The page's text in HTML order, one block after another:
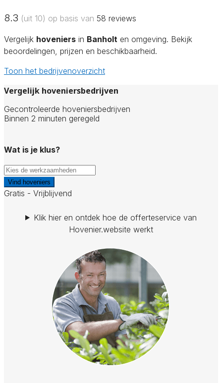
8.3 (uit 10) op basis van 58 reviews
Vergelijk hoveniers in Banholt en omgeving. Bekijk
beoordelingen, prijzen en beschikbaarheid.
Toon het bedrijvenoverzicht
Vergelijk hoveniersbedrijven
Gecontroleerde hoveniersbedrijven
Binnen 2 minuten geregeld
Wat is je klus?
Vind hoveniers
Gratis - Vrijblijvend
Klik hier en ontdek hoe de offerteservice van
Hovenier.website werkt